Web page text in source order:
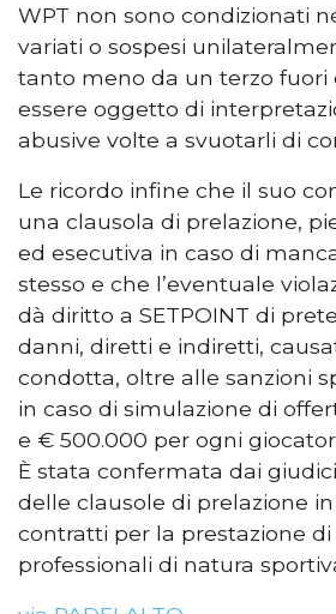
WPT non sono condizionati
variati o sospesi
tanto meno da un terzo fuori
essere oggetto di
abusive volte a svuotarli di
Le ricordo infine che il suo
una clausola di prelazione,
ed esecutiva in caso di
stesso e che l’eventuale
dà diritto a SETPOINT di
danni, diretti e indiretti,
condotta, oltre alle sanzioni
in caso di simulazione di
e € 500.000 per ogni
È stata confermata dai
delle clausole di prelazione
contratti per la prestazione di
professionali di natura